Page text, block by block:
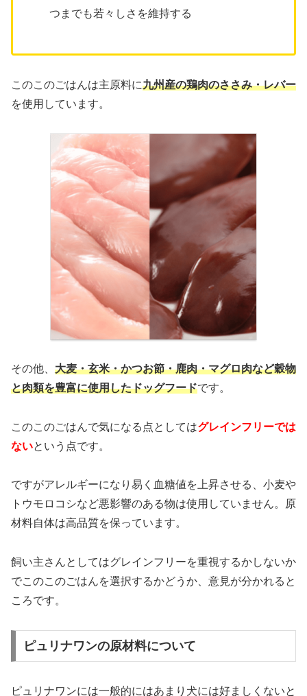
つまでも若々しさを維持する
このこのごはんは主原料に九州産の鶏肉のささみ・レバー
を使用しています。
その他、 大麦・玄米・かつお節・鹿肉・マグロ肉など穀物
と肉類を豊富に使用したドッグフードです。
このこのごはんで気になる点としてはグレインフリーでは
ないという点です。
ですがアレルギーになり易く血糖値を上昇させる、小麦や
トウモロコシなど悪影響のある物は使用していません。原
材料自体は高品質を保っています。
飼い主さんとしてはグレインフリーを重視するかしないか
でこのこのごはんを選択するかどうか、意見が分かれると
ころです。
ピュリナワンの原材料について
ピュリナワンには一般的にはあまり犬には好ましくないと